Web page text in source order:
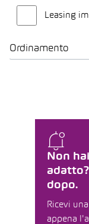
Leasing
Ordinamento
Non
dopo.
Ricevi
appena